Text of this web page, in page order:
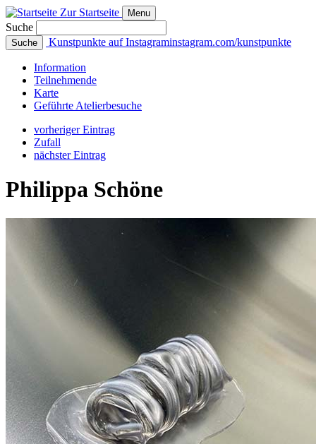
Zur Startseite Menu
Suche
Suche Kunstpunkte auf Instagraminstagram.com/kunstpunkte
Information
Teilnehmende
Karte
Geführte Atelierbesuche
vorheriger Eintrag
Zufall
nächster Eintrag
Philippa Schöne